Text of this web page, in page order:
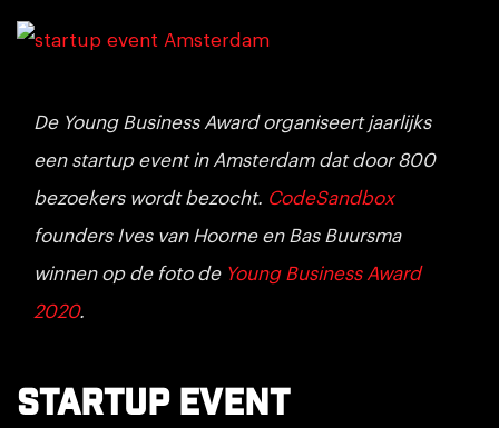
De Young Business Award organiseert jaarlijks
een startup event in Amsterdam dat door 800
bezoekers wordt bezocht. CodeSandbox
founders Ives van Hoorne en Bas Buursma
winnen op de foto de Young Business Award
2020.
Startup event